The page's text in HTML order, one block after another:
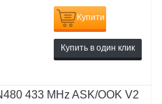
Купити
Купить в один клик
433 MHz ASK/OOK V2